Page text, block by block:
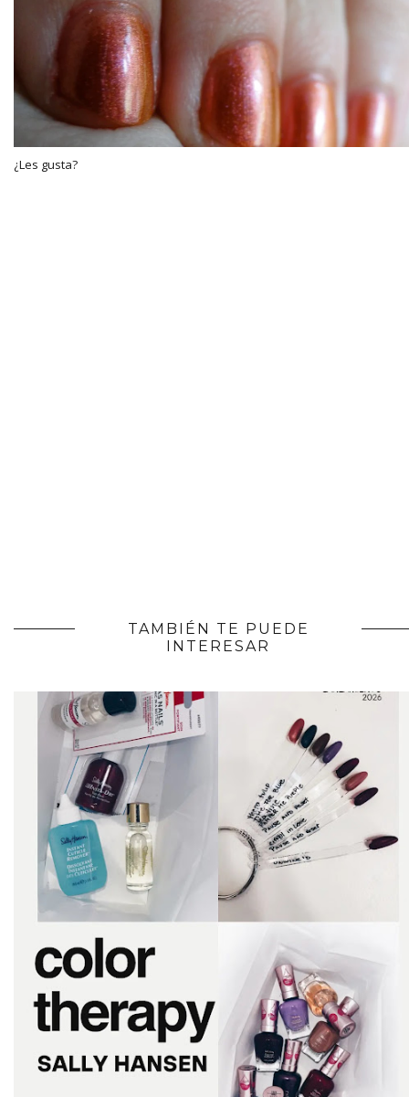
¿Les gusta?
TAMBIÉN TE PUEDE
INTERESAR